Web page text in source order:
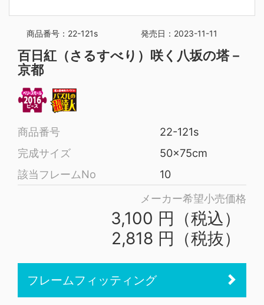
商品番号：22-121s 発売日：2023-11-11
百日紅（さるすべり）咲く八坂の塔－
京都
商品番号
22-121s
完成サイズ
50x75cm
該当フレームNo
10
メーカー希望小売価格
3,100 円（税込）
2,818 円（税抜）
フレームフィッティング